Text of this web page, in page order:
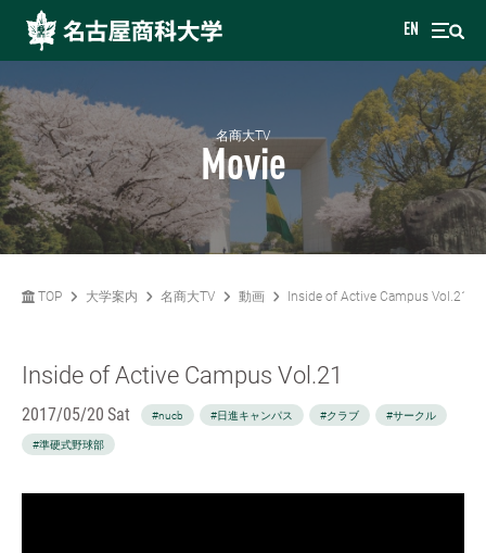
EN
名商大TV
Movie
TOP 大学案内 名商大TV 動画 Inside of Active Campus Vol.21
Inside of Active Campus Vol.21
2017/05/20 Sat #nucb #日進キャンパス #クラブ #サークル
#準硬式野球部